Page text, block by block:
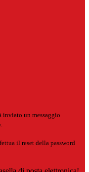
inviato un messaggio
il reset della password